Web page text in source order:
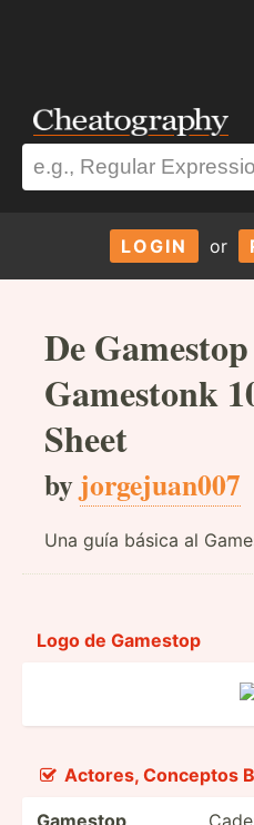
LOGIN or
De
Gamestonk
Sheet
byjorgejuan007
Una guía básica al
Logo de Gamestop
 Actores, Conceptos
Game­stop